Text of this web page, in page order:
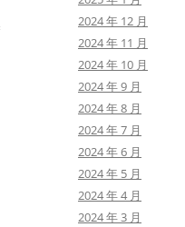
2024 年 12 月
2024 年 11 月
2024 年 10 月
2024 年 9 月
2024 年 8 月
2024 年 7 月
2024 年 6 月
2024 年 5 月
2024 年 4 月
2024 年 3 月